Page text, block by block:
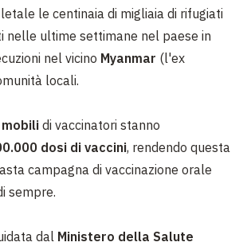
le centinaia di migliaia di rifugiati
nelle ultime settimane nel paese in
nel vicino Myanmar (l'ex
locali.
di vaccinatori stanno
dosi di vaccini, rendendo questa
campagna di vaccinazione orale
sempre.
dal Ministero della Salute